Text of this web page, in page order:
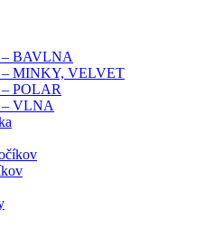
– BAVLNA
– MINKY, VELVET
POLAR
– VLNA